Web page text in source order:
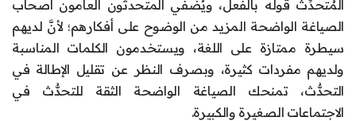
المُتحدِّث قوله بالفعل، ويُضفي المتحدثون العامون أصحاب
الصياغة الواضحة المزيد من الوضوح على أفكارهم؛ لأنَّ لديهم
سيطرة ممتازة على اللغة، ويستخدمون الكلمات المناسبة
ولديهم مفردات كثيرة، وبصرف النظر عن تقليل الإطالة في
التحدُّث، تمنحك الصياغة الواضحة الثقة للتحدُّث في
الاجتماعات الصغيرة والكبيرة.